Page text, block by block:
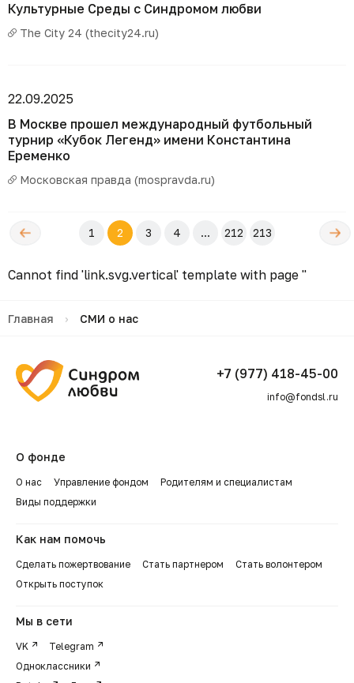
Культурные Среды с Синдромом любви
The City 24 (thecity24.ru)
В Москве прошел международный футбольный
турнир «Кубок Легенд» имени Константина
Еременко
Московская правда (mospravda.ru)
22.09.2025
1 2 3 4 ... 212 213
Cannot find 'link.svg.vertical' template with page ''
Главная › СМИ о нас
+7 (977) 418-45-00
info@fondsl.ru
О фонде
О нас Управление фондом
Родителям и специалистам
Виды поддержки
Как нам помочь
Сделать пожертвование Стать партнером
Стать волонтером
Открыть поступок
Мы в сети
VK
Telegram
Одноклассники